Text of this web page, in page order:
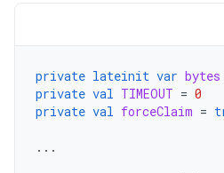
private lateinit var bytes
private val TIMEOUT = 0
private val forceClaim =
...